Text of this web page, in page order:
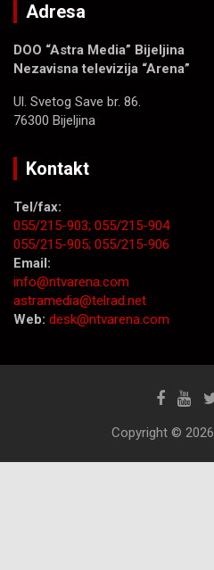
Adresa
DOO “Astra Media” Bijeljina
Nezavisna televizija “Arena”
Ul. Svetog Save br. 86.
76300 Bijeljina
Kontakt
Tel/fax:
055/215-903; 055/215-904
055/215-905; 055/215-906
Email:
info@ntvarena.com
astramedia@telrad.net
Web: desk@ntvarena.com
Copyright © 2026